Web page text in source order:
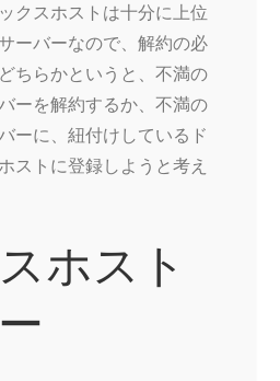
クスホストは十分に上位
ーバーなので、解約の必
ちらかというと、不満の
ーを解約するか、不満の
ーに、紐付けしているド
ストに登録しようと考え
ホスト